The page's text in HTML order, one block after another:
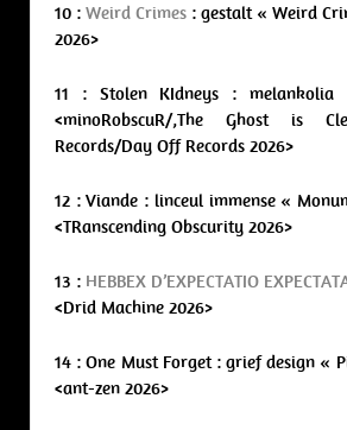
10 : Weird Crimes : gestalt « Weird
2026>
11 : Stolen KIdneys :
<minoRobscuR/,The Ghost is
Records/Day Off Records 2026>
12 : Viande : linceul immense «
<TRanscending Obscurity 2026>
13 : HEBBEX D’EXPECTATIO
<Drid Machine 2026>
14 : One Must Forget : grief design «
<ant-zen 2026>